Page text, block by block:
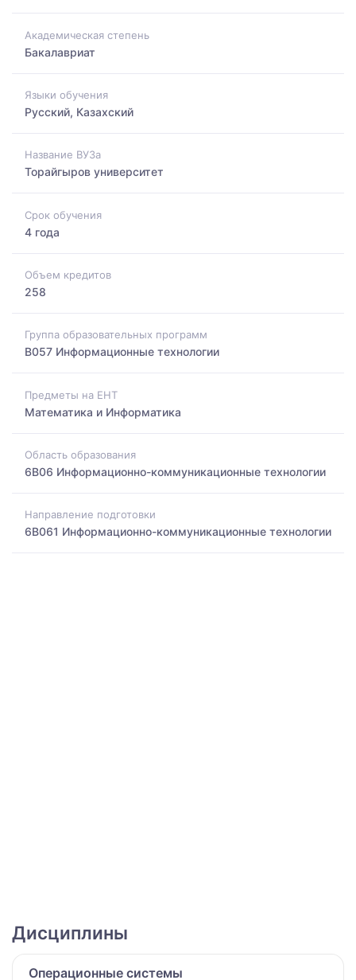
Академическая степень
Бакалавриат
Языки обучения
Русский, Казахский
Название ВУЗа
Торайгыров университет
Срок обучения
4 года
Объем кредитов
258
Группа образовательных программ
B057 Информационные технологии
Предметы на ЕНТ
Математика и Информатика
Область образования
6B06 Информационно-коммуникационные технологии
Направление подготовки
6B061 Информационно-коммуникационные технологии
Дисциплины
Операционные системы